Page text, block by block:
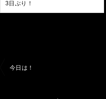
3日ぶり！
今日は！